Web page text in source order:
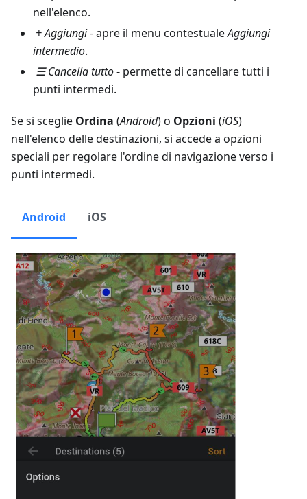
nell'elenco.
+ Aggiungi- apre il menu contestualeAggiungi
intermedio.
☰ Cancella tutto- permette di cancellare tutti i
punti intermedi.
Se si sceglie Ordina (Android) o Opzioni (iOS)
nell'elenco delle destinazioni, si accede a opzioni
speciali per regolare l'ordine di navigazione verso i
punti intermedi.
Android iOS